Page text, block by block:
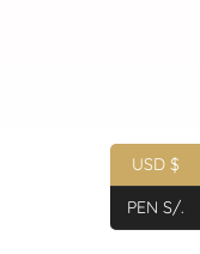
USD $
PEN S/.